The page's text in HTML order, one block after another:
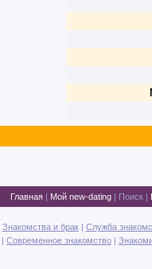
Главная | Мой new-dating | Поиск |
Знакомства и брак| Служба
| Современное знакомство |